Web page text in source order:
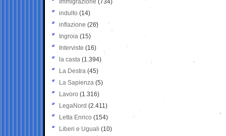
Immigrazione (734)
indulto (14)
inflazione (26)
Ingroia (15)
Interviste (16)
la casta (1.394)
La Destra (45)
La Sapienza (5)
Lavoro (1.316)
LegaNord (2.411)
Letta Enrico (154)
Liberi e Uguali (10)